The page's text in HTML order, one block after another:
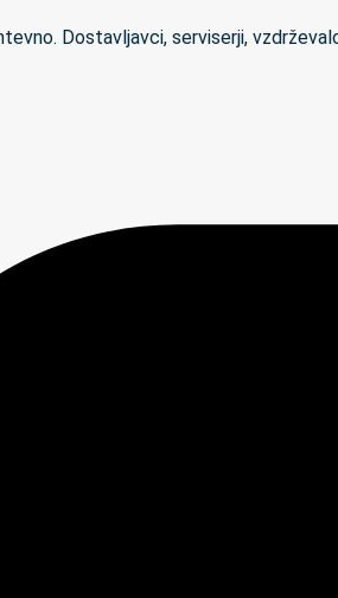
Dostavljavci, serviserji,